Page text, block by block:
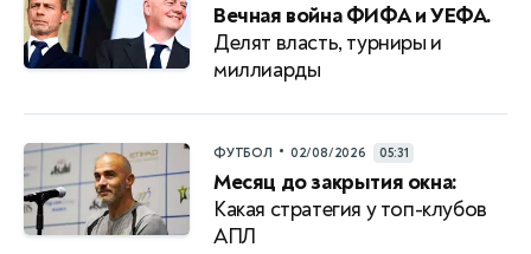
Вечная война ФИФА и УЕФА.
Делят власть, турниры и
миллиарды
ФУТБОЛ • 02/08/2026 05:31
Месяц до закрытия окна:
Какая стратегия у топ-клубов
АПЛ